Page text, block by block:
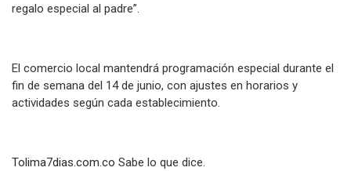
regalo especial al padre”.
El comercio local mantendrá programación especial durante el
fin de semana del 14 de junio, con ajustes en horarios y
actividades según cada establecimiento.
Tolima7dias.com.co Sabe lo que dice.